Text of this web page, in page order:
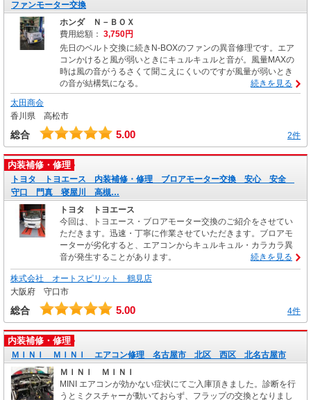
ファンモーター交換
ホンダ Ｎ－ＢＯＸ
費用総額： 3,750円
先日のベルト交換に続きN-BOXのファンの異音修理です。エア
コンかけると風が弱いときにキュルキュルと音が。風量MAXの
時は風の音がうるさくて聞こえにくいのですが風量が弱いとき
の音が結構気になる。
続きを見る
太田商会
香川県 高松市
総合 5.00 2件
内装補修・修理
トヨタ トヨエース 内装補修・修理 ブロアモーター交換 安心 安全
守口 門真 寝屋川 高槻…
トヨタ トヨエース
今回は、トヨエース・ブロアモーター交換のご紹介をさせてい
ただきます。迅速・丁寧に作業させていただきます。ブロアモ
ーターが劣化すると、エアコンからキュルキュル・カラカラ異
音が発生することがあります。
続きを見る
株式会社 オートスピリット 鶴見店
大阪府 守口市
総合 5.00 4件
内装補修・修理
ＭＩＮＩ ＭＩＮＩ エアコン修理 名古屋市 北区 西区 北名古屋市
ＭＩＮＩ ＭＩＮＩ
MINI エアコンが効かない症状にてご入庫頂きました。診断を行
うとミクスチャーが動いておらず、フラップの交換となりまし